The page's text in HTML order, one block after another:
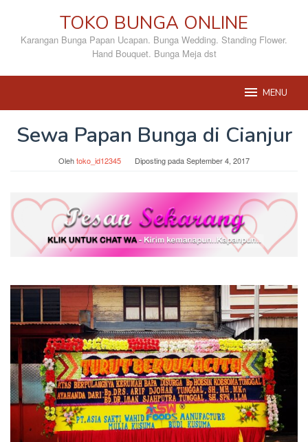
konten
TOKO BUNGA ONLINE
Karangan Bunga Papan Ucapan. Bunga Wedding. Standing Flower.
Hand Bouquet. Bunga Meja dst
MENU
Sewa Papan Bunga di Cianjur
Olehtoko_id12345 Diposting padaSeptember 4, 2017